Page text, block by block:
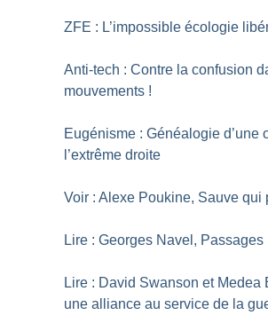
ZFE : L’impossible écologie
Anti-tech : Contre la confusion
mouvements !
Eugénisme : Généalogie d’une
l’extrême droite
Voir : Alexe Poukine, Sauve qui
Lire : Georges Navel, Passages
Lire : David Swanson et Medea
une alliance au service de la